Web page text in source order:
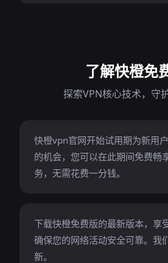
了解快橙免
探索VPN核心技术，守
快橙vpn官网开始试用期为新用
的机会，您可以在此期间免费畅
务，无需花费一分钱。
下载快橙免费版的最新版本，享
确保您的网络活动安全可靠。我
新。